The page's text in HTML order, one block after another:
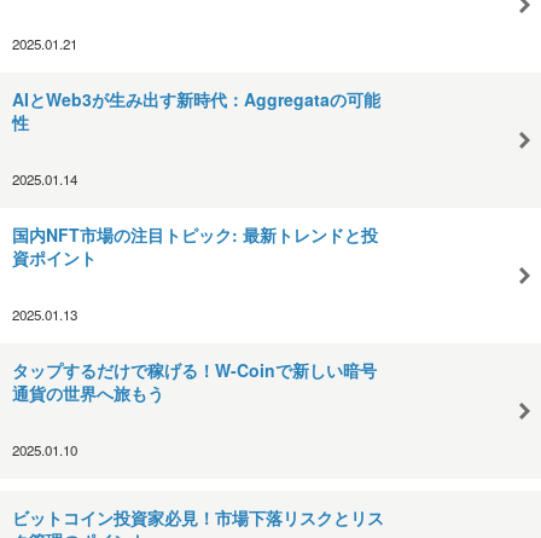
2025.01.21
AIとWeb3が生み出す新時代：Aggregataの可能
性
2025.01.14
国内NFT市場の注目トピック: 最新トレンドと投
資ポイント
2025.01.13
タップするだけで稼げる！W-Coinで新しい暗号
通貨の世界へ旅もう
2025.01.10
ビットコイン投資家必見！市場下落リスクとリス